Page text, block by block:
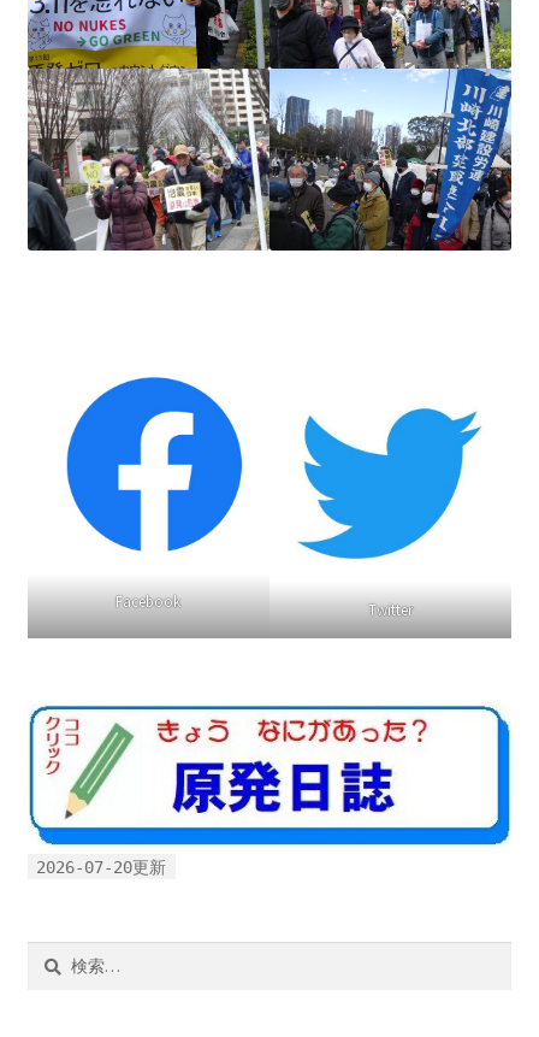
Facebook Twitter
2026-07-20更新